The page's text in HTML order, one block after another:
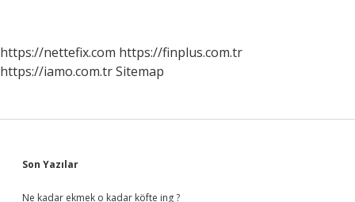
https://nettefix.com https://finplus.com.tr
https://iamo.com.trSitemap
Sidebar
Son Yazılar
Ne kadar ekmek o kadar köfte ing ?